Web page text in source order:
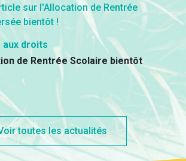
droits
de Rentrée Scolaire bientôt
toutes les actualités